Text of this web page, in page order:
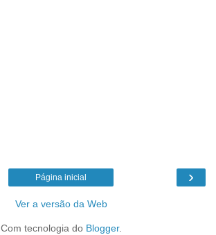
›
Página inicial
Ver a versão da Web
Com tecnologia do Blogger.